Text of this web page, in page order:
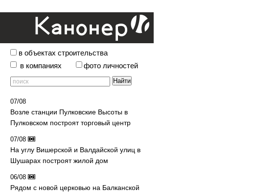
в объектах строительства
в компаниях
фото личностей
07/08
Возле станции Пулковские Высоты в
Пулковском построят торговый центр
07/08
На углу Вишерской и Валдайской улиц в
Шушарах построят жилой дом
06/08
Рядом с новой церковью на Балканской